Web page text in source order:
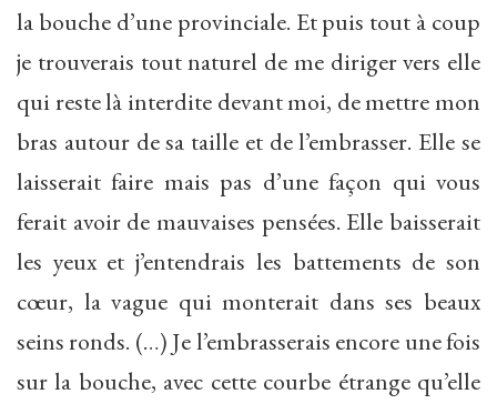
la bouche d’une provinciale. Et puis tout à coup
je trouverais tout naturel de me diriger vers elle
qui reste là interdite devant moi, de mettre mon
bras autour de sa taille et de l’embrasser. Elle se
laisserait faire mais pas d’une façon qui vous
ferait avoir de mauvaises pensées. Elle baisserait
les yeux et j’entendrais les battements de son
cœur, la vague qui monterait dans ses beaux
seins ronds. (…) Je l’embrasserais encore une fois
sur la bouche, avec cette courbe étrange qu’elle